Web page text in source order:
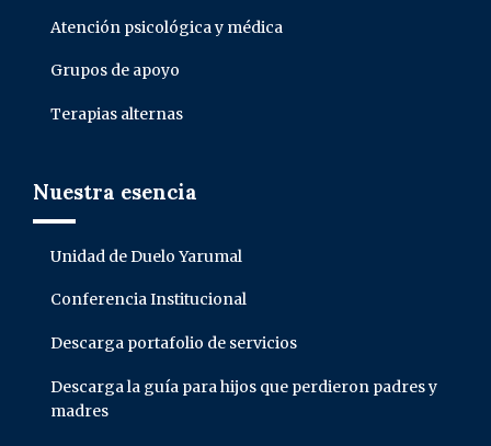
Atención psicológica y médica
Grupos de apoyo
Terapias alternas
Nuestra esencia
Unidad de Duelo Yarumal
Conferencia Institucional
Descarga portafolio de servicios
Descarga la guía para hijos que perdieron padres y
madres